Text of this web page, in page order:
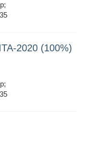
2020 (100%)